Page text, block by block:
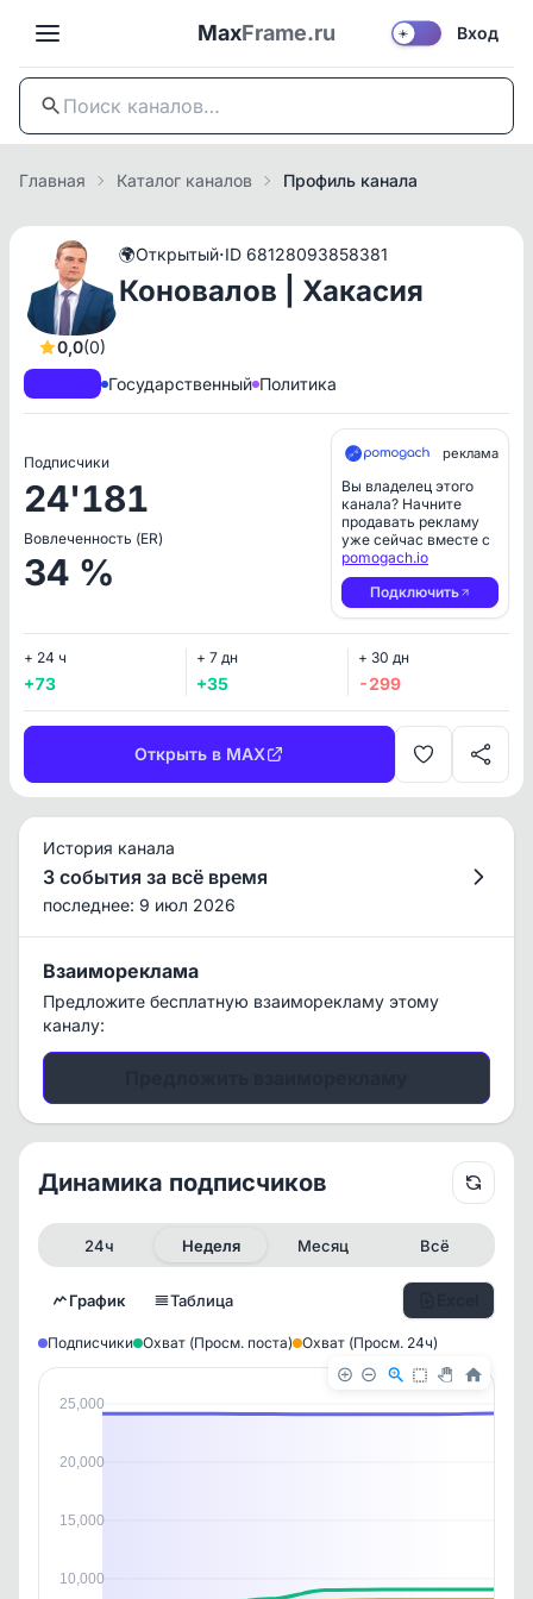
MaxFrame.ru ☀️ Вход
Главная Каталог каналов Профиль канала
0,0(0)
🌍Открытый·ID 68128093858381
Коновалов | Хакасия
Государственный Политика
Подписчики
24'181
Вовлеченность (ER)
34 %
реклама
Вы владелец этого
канала? Начните
продавать рекламу
уже сейчас вместе с
pomogach.io
Подключить
+ 24 ч
+73
+ 7 дн
+35
+ 30 дн
-299
Открыть в MAX
История канала
3 события за всё время
последнее: 9 июл 2026
Взаимореклама
Предложите бесплатную взаиморекламу этому
каналу:
Динамика подписчиков
24ч Неделя Месяц Всё
График Таблица
Подписчики Охват (Просм. поста) Охват (Просм. 24ч)
25,000
20,000
15,000
10,000